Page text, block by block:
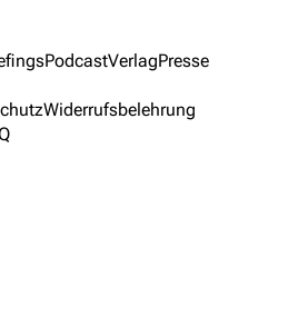
PodcastVerlagPresse
Widerrufsbelehrung